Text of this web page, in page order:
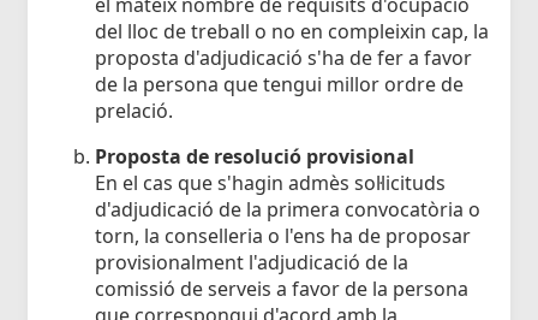
del lloc de treball o no en compleixin cap, la
proposta d'adjudicació s'ha de fer a favor
de la persona que tengui millor ordre de
prelació.
Proposta de resolució provisional
En el cas que s'hagin admès sol·licituds
d'adjudicació de la primera convocatòria o
torn, la conselleria o l'ens ha de proposar
provisionalment l'adjudicació de la
comissió de serveis a favor de la persona